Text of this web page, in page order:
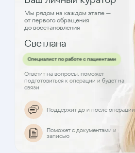
Мы рядом на каждом этапе —
от первого обращения
до восстановления
Светлана
Специалист по работе с пациентами
Ответит на вопросы, поможет
подготовиться к операции и будет на
связи
Поддержит до и после операции
Поможет с документами и
записью